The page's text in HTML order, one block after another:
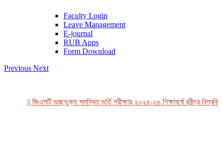
Faculty Login
Leave Management
E-journal
RUB Apps
Form Download
Previous Next
|| জিএসটি গুচ্ছভুক্ত সমন্বিত ভর্তি পরীক্ষায় ২০২৫-২৬ শিক্ষাবর্ষে রবীন্দ্র